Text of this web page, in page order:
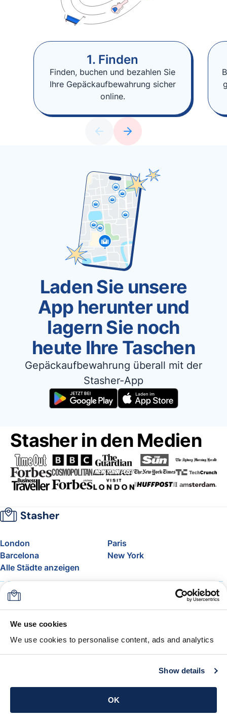
We use cookies
We use cookies to personalise content, ads and analytics
Show details
OK
1. Finden
Finden, buchen und bezahlen Sie
Ihre Gepäckaufbewahrung sicher
online.
Laden Sie unsere
App herunter und
lagern Sie noch
heute Ihre Taschen
Gepäckaufbewahrung überall mit der
Stasher-App
Stasher in den Medien
London
Paris
Barcelona
New York
Alle Städte anzeigen
Über uns
FAQ
Support
Blog
Freigepäck bei Airlines
Die Stasher-Garantie
AGB
App holen